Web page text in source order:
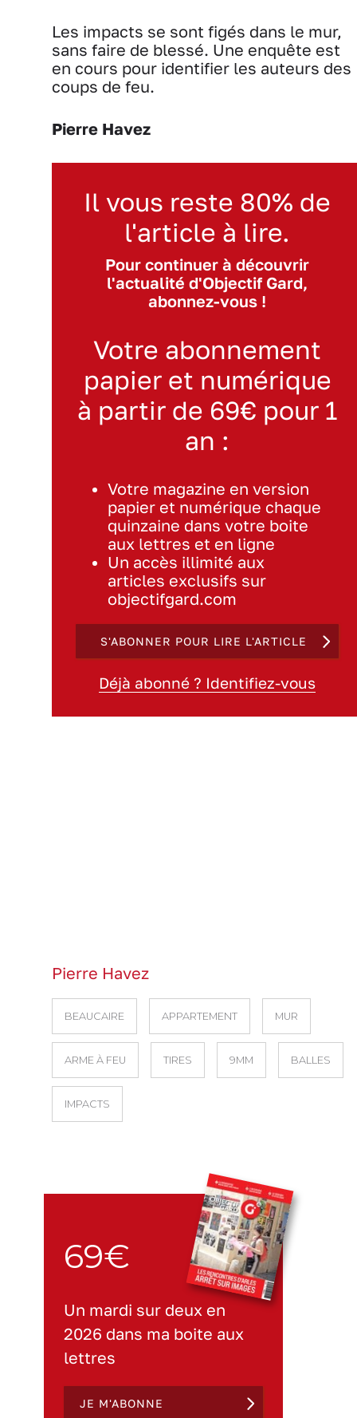
Les impacts se sont figés dans le mur,
sans faire de blessé. Une enquête est
en cours pour identifier les auteurs des
coups de feu.
Pierre Havez
Il vous reste 80% de
l'article à lire.
Pour continuer à découvrir
l'actualité d'Objectif Gard,
abonnez-vous !
Votre abonnement
papier et numérique
à partir de 69€ pour 1
an :
Votre magazine en version
papier et numérique chaque
quinzaine dans votre boite
aux lettres et en ligne
Un accès illimité aux
articles exclusifs sur
objectifgard.com
S'ABONNER POUR LIRE L'ARTICLE
Déjà abonné ? Identifiez-vous
Pierre Havez
BEAUCAIRE APPARTEMENT MUR
ARME À FEU TIRES 9MM BALLES
IMPACTS
69€
Un mardi sur deux en
2026 dans ma boite aux
lettres
JE M'ABONNE